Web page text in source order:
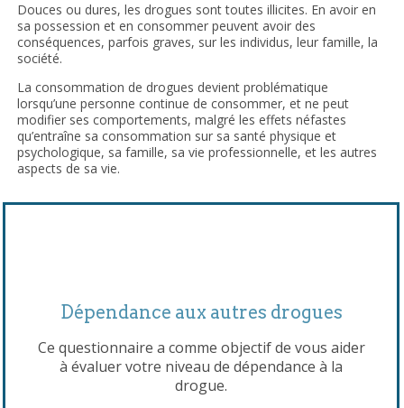
Douces ou dures, les drogues sont toutes illicites. En avoir en
sa possession et en consommer peuvent avoir des
conséquences, parfois graves, sur les individus, leur famille, la
société.
La consommation de drogues devient problématique
lorsqu’une personne continue de consommer, et ne peut
modifier ses comportements, malgré les effets néfastes
qu’entraîne sa consommation sur sa santé physique et
psychologique, sa famille, sa vie professionnelle, et les autres
aspects de sa vie.
Dépendance aux autres drogues
Ce questionnaire a comme objectif de vous aider
à évaluer votre niveau de dépendance à la
drogue.